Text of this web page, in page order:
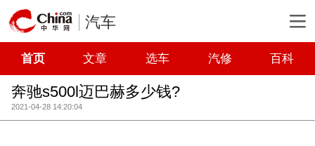
汽车
首页 文章 选车 汽修 百科
奔驰s500l迈巴赫多少钱?
2021-04-28 14:20:04